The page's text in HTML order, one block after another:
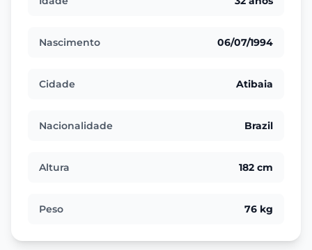
Nascimento 06/07/1994
Cidade Atibaia
Nacionalidade Brazil
Altura 182 cm
Peso 76 kg